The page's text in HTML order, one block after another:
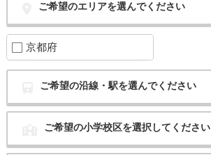
ご希望のエリアを選んでください
京都府
ご希望の沿線・駅を選んでください
ご希望の小学校区を選択してください